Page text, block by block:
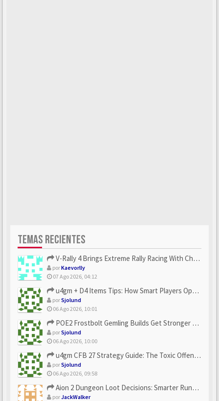
TEMAS RECIENTES
V-Rally 4 Brings Extreme Rally Racing With Challenging Track...
porKaevorlly
07 Ago 2026, 04:12
u4gm + D4 Items Tips: How Smart Players Optimize Gear, Build...
porSjolund
06 Ago 2026, 10:01
POE2 Frostbolt Gemling Builds Get Stronger With u4gm’s Ice C...
porSjolund
06 Ago 2026, 10:00
u4gm CFB 27 Strategy Guide: The Toxic Offensive Scheme Your ...
porSjolund
06 Ago 2026, 09:58
Aion 2 Dungeon Loot Decisions: Smarter Runs With U4N
porJackWalker